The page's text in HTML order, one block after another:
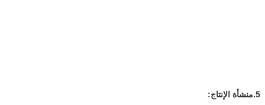
5. منشأة الإنتاج: